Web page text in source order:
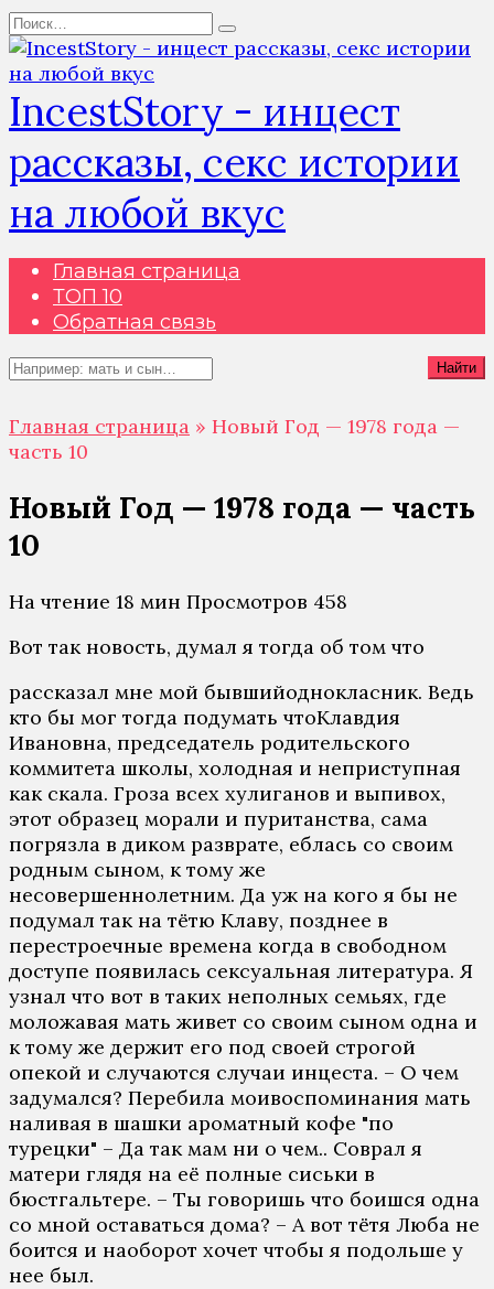
Перейти
к
содержанию
Search
for:
IncestStory - инцест
рассказы, секс истории
на любой вкус
Главная страница
ТОП 10
Обратная связь
Search
Найти
Главная страница » Новый Год — 1978 года —
часть 10
Новый Год — 1978 года — часть
10
На чтение 18 мин Просмотров 458
Вот так новость, думал я тогда об том что
рассказал мне мой бывшийоднокласник. Ведь
кто бы мог тогда подумать чтоКлавдия
Ивановна, председатель родительского
коммитета школы, холодная и неприступная
как скала. Гроза всех хулиганов и выпивох,
этот образец морали и пуританства, сама
погрязла в диком разврате, еблась со своим
родным сыном, к тому же
несовершеннолетним. Да уж на кого я бы не
подумал так на тётю Клаву, позднее в
перестроечные времена когда в свободном
доступе появилась сексуальная литература. Я
узнал что вот в таких неполных семьях, где
моложавая мать живет со своим сыном одна и
к тому же держит его под своей строгой
опекой и случаются случаи инцеста. – О чем
задумался? Перебила моивоспоминания мать
наливая в шашки ароматный кофе "по
турецки" – Да так мам ни о чем.. Соврал я
матери глядя на её полные сиськи в
бюстгальтере. – Ты говоришь что боишся одна
со мной оставаться дома? – А вот тётя Люба не
боится и наоборот хочет чтобы я подольше у
нее был.